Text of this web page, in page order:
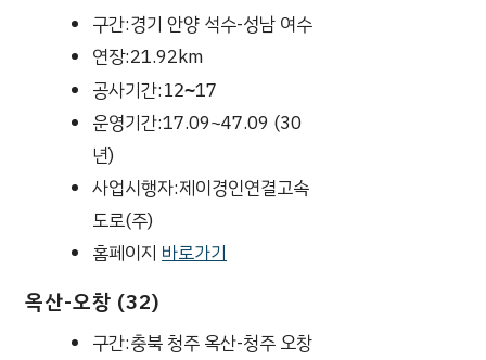
구간:경기 안양 석수-성남 여수
연장:21.92km
공사기간: 12~17
운영기간:17.09~47.09 (30
년)
사업시행자:제이경인연결고속
도로(주)
홈페이지 바로가기
옥산-오창 (32)
구간:충북 청주 옥산-청주 오창